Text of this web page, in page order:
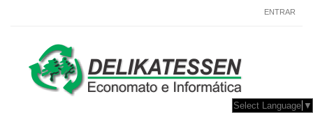
ENTRAR
Select Language ▼